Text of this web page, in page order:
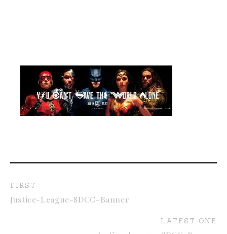
FIRST
Justice-League-SDCC-Banner
LATEST ONE